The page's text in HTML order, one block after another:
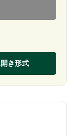
開き形式